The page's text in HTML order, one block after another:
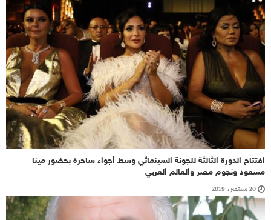
افتتاح الدورة الثالثة للجونة السينمائي وسط أجواء ساحرة بحضور مينا
مسعود ونجوم مصر والعالم العربي
20 سبتمبر، 2019